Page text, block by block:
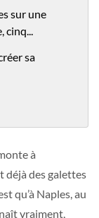
sur une
cinq...
sa
à
déjà des galettes
qu’à Naples, au
vraiment,